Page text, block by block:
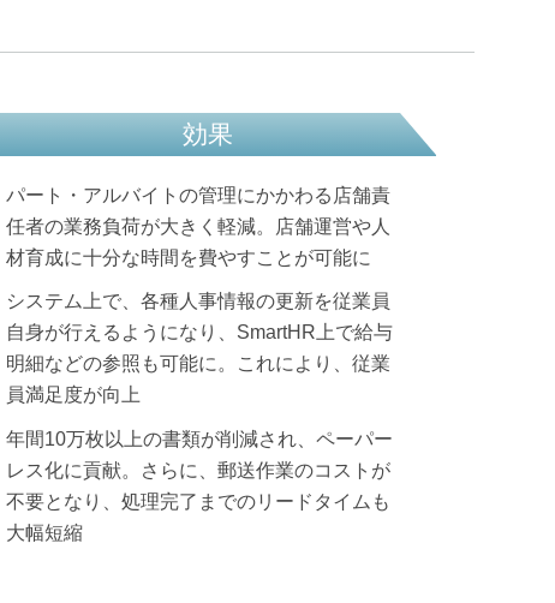
効果
パート・アルバイトの管理にかかわる店舗責
任者の業務負荷が大きく軽減。店舗運営や人
材育成に十分な時間を費やすことが可能に
システム上で、各種人事情報の更新を従業員
自身が行えるようになり、SmartHR上で給与
明細などの参照も可能に。これにより、従業
員満足度が向上
年間10万枚以上の書類が削減され、ペーパー
レス化に貢献。さらに、郵送作業のコストが
不要となり、処理完了までのリードタイムも
大幅短縮